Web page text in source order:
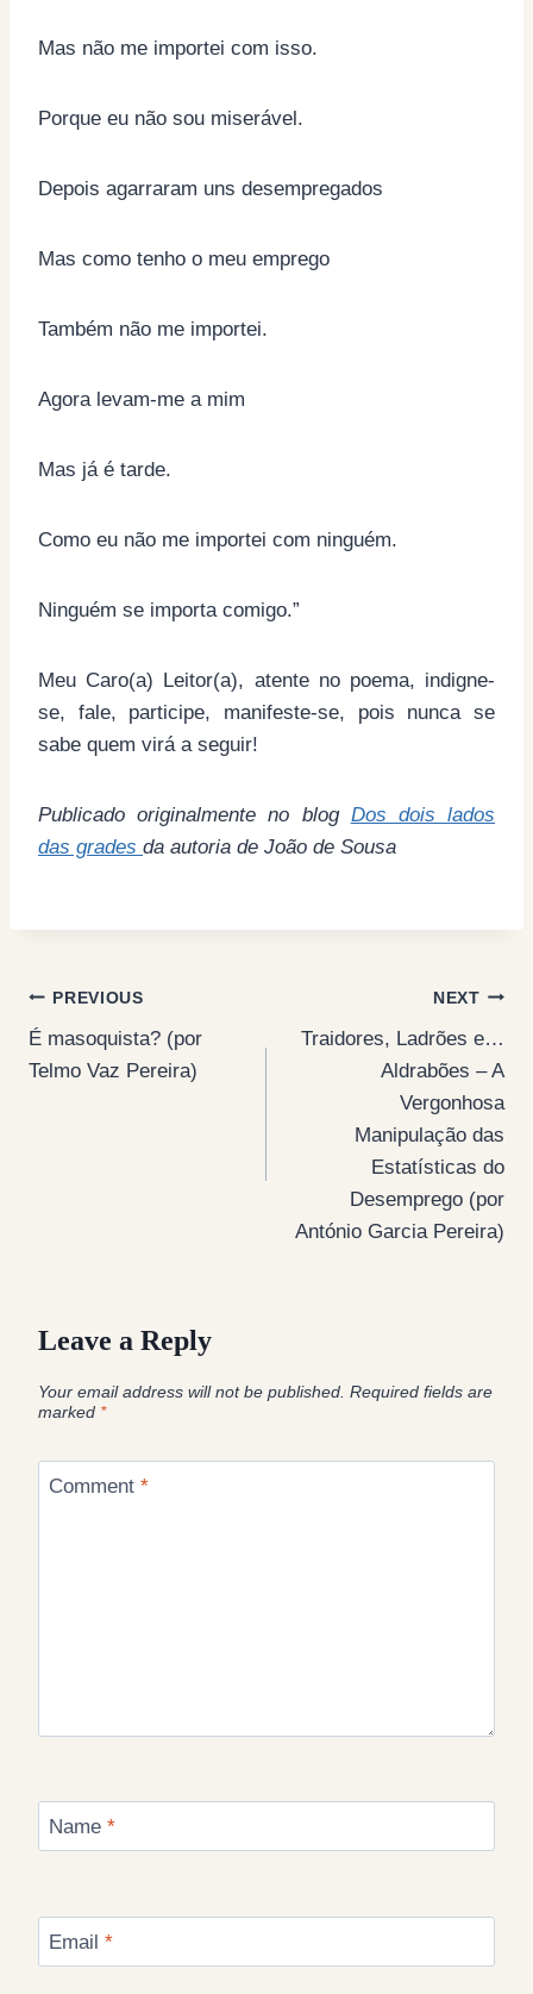
Mas não me importei com isso.
Porque eu não sou miserável.
Depois agarraram uns desempregados
Mas como tenho o meu emprego
Também não me importei.
Agora levam-me a mim
Mas já é tarde.
Como eu não me importei com ninguém.
Ninguém se importa comigo.”
Meu Caro(a) Leitor(a), atente no poema, indigne-
se, fale, participe, manifeste-se, pois nunca se
sabe quem virá a seguir!
Publicado originalmente no blog Dos dois lados
das grades da autoria de João de Sousa
Post
navigation
PREVIOUS
É masoquista? (por
Telmo Vaz Pereira)
NEXT
Traidores, Ladrões e…
Aldrabões – A
Vergonhosa
Manipulação das
Estatísticas do
Desemprego (por
António Garcia Pereira)
Leave a Reply
Your email address will not be published. Required fields are
marked *
Comment *
Name *
Email *